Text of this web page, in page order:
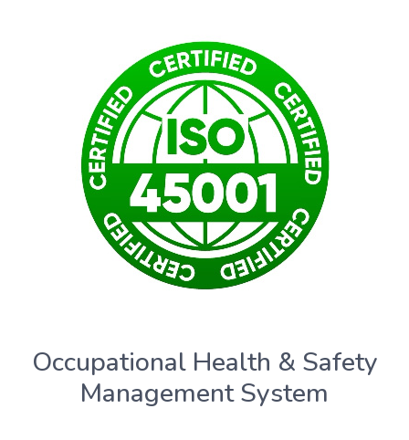
Occupational Health & Safety
Management System